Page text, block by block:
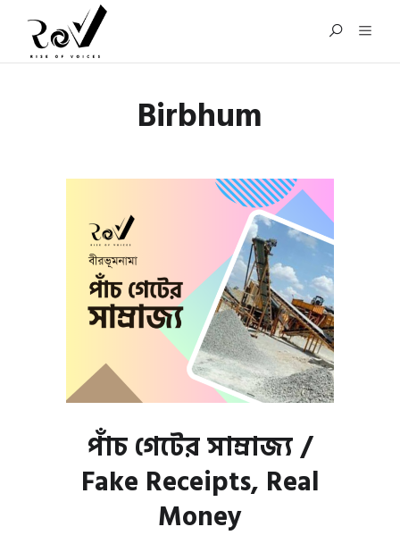
Birbhum
পাঁচ গেটের সাম্রাজ্য /
Fake Receipts, Real
Money